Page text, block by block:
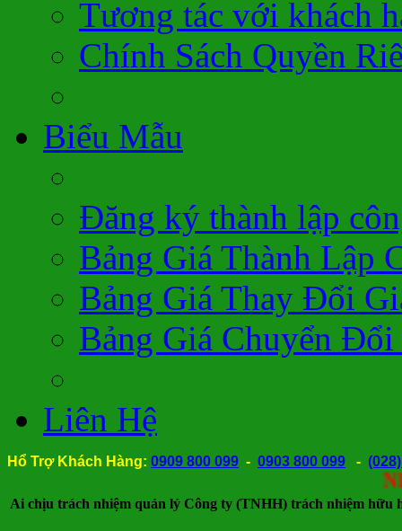
Tương tác với khách
Chính Sách Quyền
Biểu Mẫu
Đăng ký thành lập
Bảng Giá Thành Lập
Bảng Giá Thay Đổi
Bảng Giá Chuyển
Liên Hệ
Hổ Trợ Khách Hàng: 0909 800 099 - 0903 800 099 -
Nhận
Ai chịu trách nhiệm quản lý Công ty (TNHH) trách nhiệm hữu